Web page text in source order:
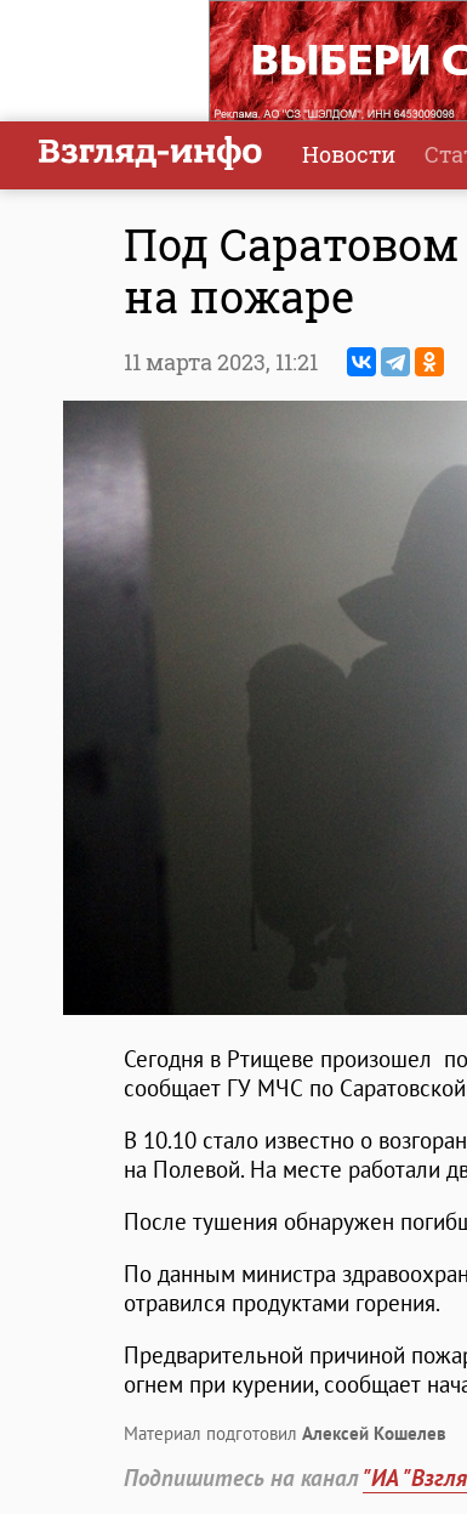
Новости
Под
на пожаре
11 марта 2023, 11:21
Сегодня в Ртищеве произошел
сообщает ГУ МЧС по Саратовской
В 10.10 стало известно о
на Полевой. На месте работали
После тушения обнаружен
По данным министра
отравился продуктами горения.
Предварительной причиной
огнем при курении, сообщает
Материал подготовил Алексей Кошелев
Подпишитесь на канал"ИА